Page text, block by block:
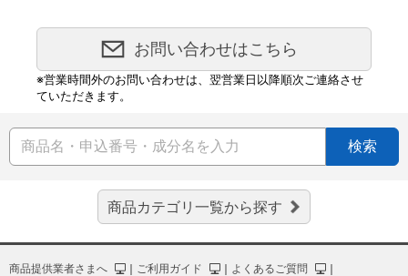
お問い合わせはこちら
※営業時間外のお問い合わせは、翌営業日以降順次ご連絡させ
ていただきます。
検索
商品カテゴリ一覧から探す
商品提供業者さまへ ｜ ご利用ガイド ｜ よくあるご質問 ｜